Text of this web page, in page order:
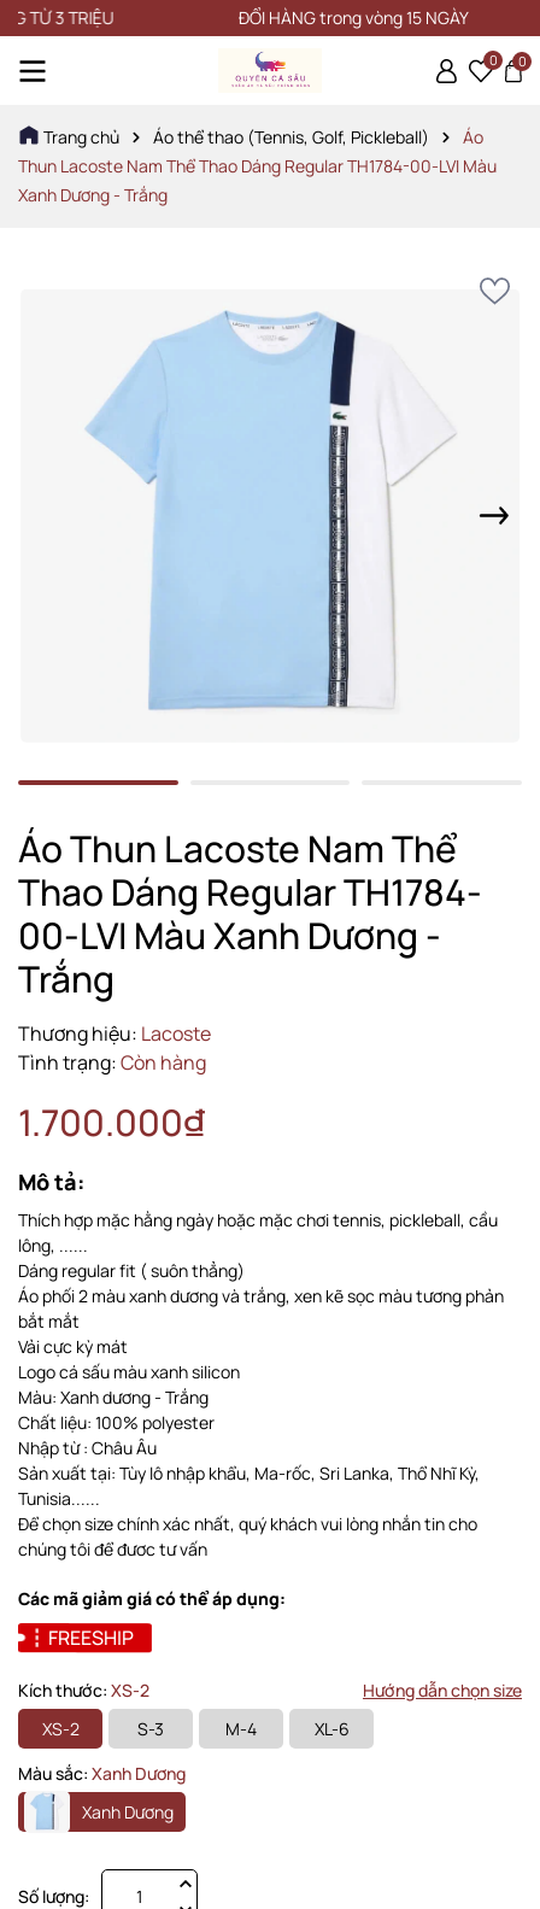
3 TRIỆU ĐỔI HÀNG trong vòng 15 NGÀY
0 0
Trang chủ Áo thể thao (Tennis, Golf, Pickleball)
Áo
Thun Lacoste Nam Thể Thao Dáng Regular TH1784-00-LVI Màu
Xanh Dương - Trắng
Áo Thun Lacoste Nam Thể
Thao Dáng Regular TH1784-
00-LVI Màu Xanh Dương -
Trắng
Thương hiệu: Lacoste
Tình trạng:Còn hàng
1.700.000₫
Mô tả:
Thích hợp mặc hằng ngày hoặc mặc chơi tennis, pickleball, cầu
lông, ......
Dáng regular fit ( suôn thẳng)
Áo phối 2 màu xanh dương và trắng, xen kẽ sọc màu tương phản
bắt mắt
Vải cực kỳ mát
Logo cá sấu màu xanh silicon
Màu: Xanh dương - Trắng
Chất liệu: 100% polyester
Nhập từ : Châu Âu
Sản xuất tại: Tùy lô nhập khẩu, Ma-rốc, Sri Lanka, Thổ Nhĩ Kỳ,
Tunisia......
Để chọn size chính xác nhất, quý khách vui lòng nhắn tin cho
chúng tôi để đươc tư vấn
Các mã giảm giá có thể áp dụng:
FREESHIP
Kích thước: XS-2
Hướng dẫn chọn size
XS-2
S-3 M-4
XL-6
Màu sắc: Xanh Dương
Xanh Dương
Số lượng: